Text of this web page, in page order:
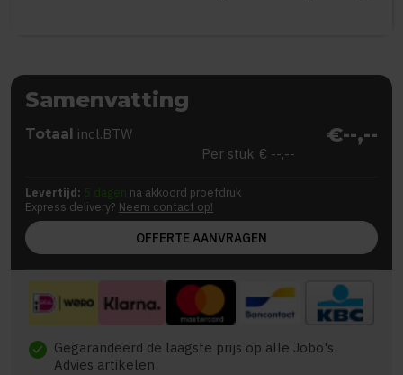
Samenvatting
Totaal incl.BTW €--,--
Per stuk € --,--
Levertijd: 5 dagen na akkoord proefdruk
Express delivery? Neem contact op!
OFFERTE AANVRAGEN
check Gegarandeerd de laagste prijs op alle Jobo's
Advies artikelen